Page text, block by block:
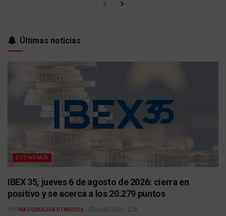
Últimas noticias
ECONOMÍA
IBEX 35, jueves 6 de agosto de 2026: cierra en
positivo y se acerca a los 20.279 puntos
POR MASQUEALDIA UTMEDIOS 06/08/2026